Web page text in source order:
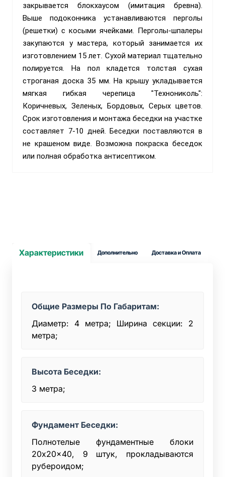
закрывается блокхаусом (имитация бревна).
Выше подоконника устанавливаются перголы
(решетки) с косыми ячейками. Перголы-шпалеры
закупаются у мастера, который занимается их
изготовлением 15 лет. Сухой материал тщательно
полируется. На пол кладется толстая сухая
строганая доска 35 мм. На крышу укладывается
мягкая гибкая черепица "Технониколь":
Коричневых, Зеленых, Бордовых, Серых цветов.
Срок изготовления и монтажа беседки на участке
составляет 7-10 дней. Беседки поставляются в
не крашеном виде. Возможна покраска беседок
или полная обработка антисептиком.
Характеристики Дополнительно Доставка и Оплата
Общие Размеры По Габаритам:
Диаметр: 4 метра; Ширина секции: 2
метра;
Высота Беседки:
3 метра;
Фундамент Беседки:
Полнотелые фундаментные блоки
20x20x40, 9 штук, прокладываются
рубероидом;